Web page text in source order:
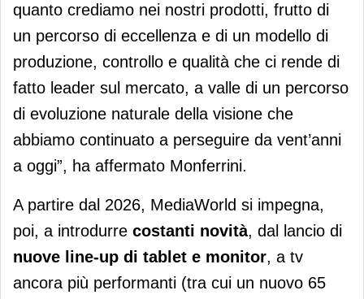
quanto crediamo nei nostri prodotti, frutto di
un percorso di eccellenza e di un modello di
produzione, controllo e qualità che ci rende di
fatto leader sul mercato, a valle di un percorso
di evoluzione naturale della visione che
abbiamo continuato a perseguire da vent’anni
a oggi”, ha affermato Monferrini.
A partire dal 2026, MediaWorld si impegna,
poi, a introdurre costanti novità, dal lancio di
nuove line-up di tablet e monitor, a tv
ancora più performanti (tra cui un nuovo 65